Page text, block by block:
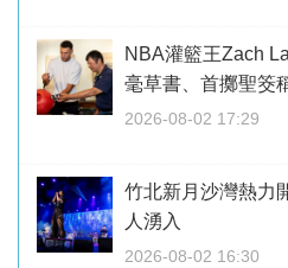
NBA灌籃王Zach
毫草書、首擲聖筊
2026-08-02 17:29
竹北新月沙灣熱
人湧入
2026-08-02 16:30